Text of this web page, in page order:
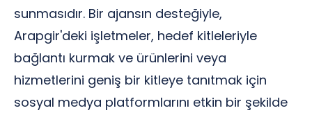
sunmasıdır. Bir ajansın desteğiyle,
Arapgir'deki işletmeler, hedef kitleleriyle
bağlantı kurmak ve ürünlerini veya
hizmetlerini geniş bir kitleye tanıtmak için
sosyal medya platformlarını etkin bir şekilde